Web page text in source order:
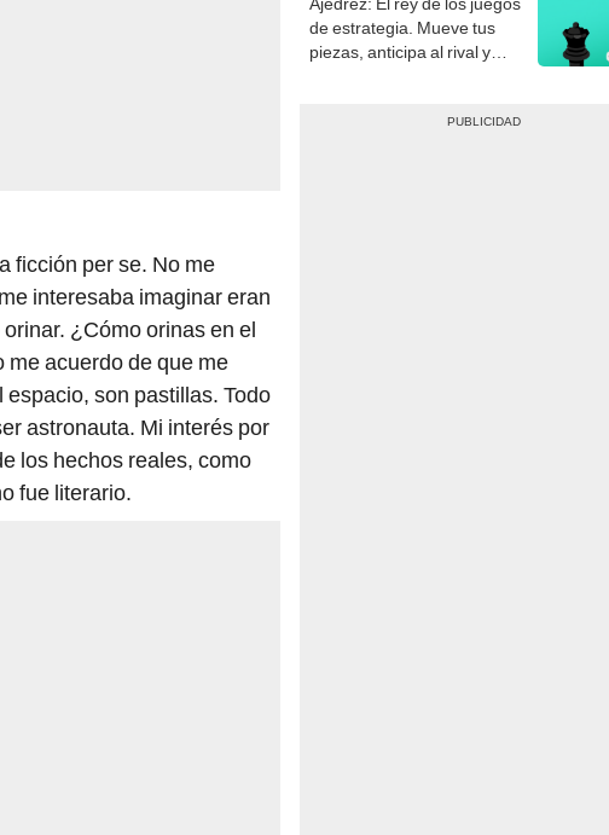
ficción per se. No me
interesaba imaginar eran
¿Cómo orinas en el
acuerdo de que me
son pastillas. Todo
astronauta. Mi interés por
los hechos reales, como
fue literario.
de estrategia. Mueve tus
piezas, anticipa al rival y